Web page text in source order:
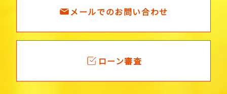
ローン審査
メールでのお問い合わせ